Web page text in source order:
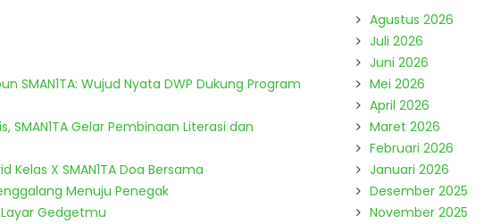
SMAN1TA: Wujud Nyata DWP Dukung Program
SMAN1TA Gelar Pembinaan Literasi dan
X SMAN1TA Doa Bersama
Menuju Penegak
Gedgetmu
Agustus 2026
Juli 2026
Juni 2026
Mei 2026
April 2026
Maret 2026
Februari 2026
Januari 2026
Desember 2025
November 2025